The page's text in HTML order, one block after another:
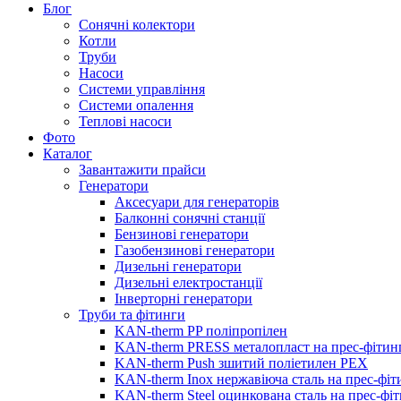
Блог
Сонячні колектори
Котли
Труби
Насоси
Системи управління
Системи опалення
Теплові насоси
Фото
Каталог
Завантажити прайси
Генератори
Аксесуари для генераторів
Балконні сонячні станції
Бензинові генератори
Газобензинові генератори
Дизельні генератори
Дизельні електростанції
Інверторні генератори
Труби та фітинги
KAN-therm PP поліпропілен
KAN-therm PRESS металопласт на прес-
KAN-therm Push зшитий поліетилен PEX
KAN-therm Inox нержавіюча сталь на прес-
KAN-therm Steel оцинкована сталь на прес-